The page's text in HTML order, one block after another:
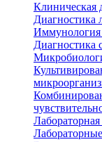
Клиническая
Диагностика
Иммунология
Диагностика